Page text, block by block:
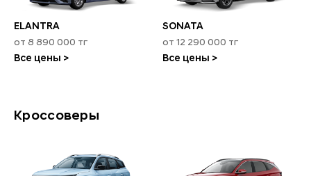
ELANTRA
от 8 890 000 тг
Все цены >
SONATA
от 12 290 000 тг
Все цены >
Кроссоверы